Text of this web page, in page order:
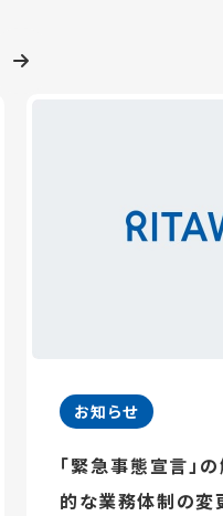
お知らせ
「緊急事態宣言」
的な業務体制の変